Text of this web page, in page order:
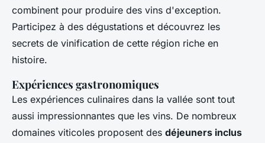
combinent pour produire des vins d'exception.
Participez à des dégustations et découvrez les
secrets de vinification de cette région riche en
histoire.
Expériences gastronomiques
Les expériences culinaires dans la vallée sont tout
aussi impressionnantes que les vins. De nombreux
domaines viticoles proposent des déjeuners inclus